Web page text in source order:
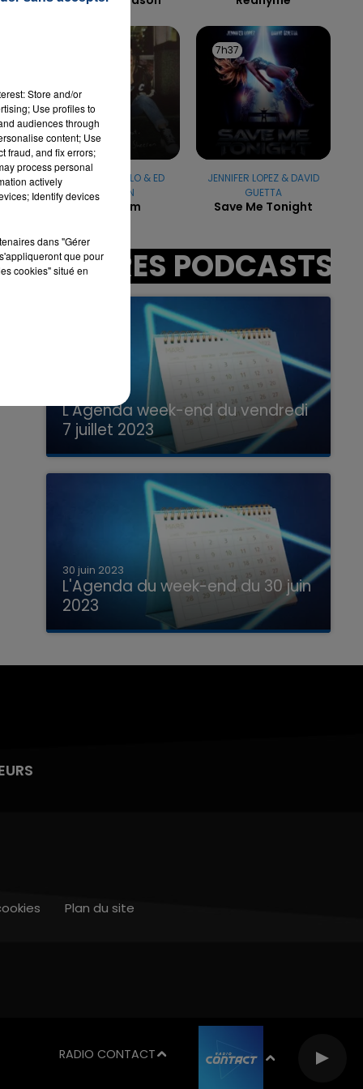
7h00 - 11h00
LA TEAM DE L'ÉTÉ
CAMILA CABELLO & ED
SHEERAN
Bam Bam
7h37
7h37
JENNIFER LOPEZ & DAVID
GUETTA
Save Me Tonight
AUTRES PODCASTS
L'Agenda week-end du vendredi
7 juillet 2023
Que faire ce week-end dans les hauts-
de-France, la Marne et les Ardennes ?
30 juin 2023
L'Agenda du week-end du 30 juin
2023
Que faire ce week-end dans les hauts-
RADIO CONTACT
Plan du site
Store and/or
Use profiles to
audiences through
content; Use
fraud, and fix errors;
process personal
actively
Identify devices
dans "Gérer
que pour
cookies" situé en